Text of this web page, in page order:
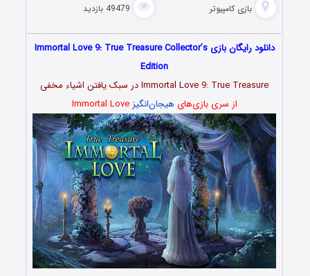
بازی کامپیوتر 49479 بازدید
دانلود رایگان بازی Immortal Love 9: True Treasure Collector’s
Edition
Immortal Love 9: True Treasure در سبک یافتن اشیاء مخفی
از سری بازی‌های هیجان‌انگیز Immortal Love